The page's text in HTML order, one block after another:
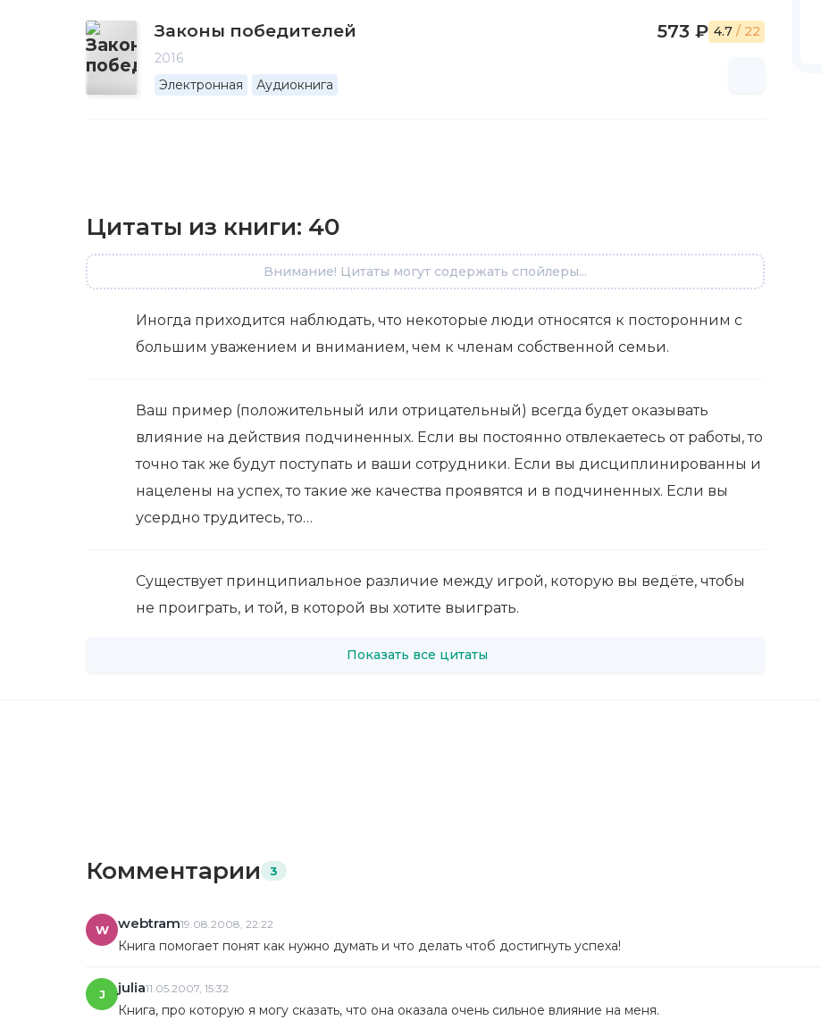
Законы победителей
2016
Электронная
Аудиокнига
573 ₽ 4.7 / 22
Цитаты из книги: 40
Внимание! Цитаты могут содержать спойлеры...
Иногда приходится наблюдать, что некоторые люди относятся к посторонним с
большим уважением и вниманием, чем к членам собственной семьи.
Ваш пример (положительный или отрицательный) всегда будет оказывать
влияние на действия подчиненных. Если вы постоянно отвлекаетесь от работы, то
точно так же будут поступать и ваши сотрудники. Если вы дисциплинированны и
нацелены на успех, то такие же качества проявятся и в подчиненных. Если вы
усердно трудитесь, то…
Существует принципиальное различие между игрой, которую вы ведёте, чтобы
не проиграть, и той, в которой вы хотите выиграть.
Показать все цитаты
Комментарии 3
W webtram19.08.2008, 22:22
Книга помогает понят как нужно думать и что делать чтоб достигнуть успеха!
J julia11.05.2007, 15:32
Книга, про которую я могу сказать, что она оказала очень сильное влияние на меня.